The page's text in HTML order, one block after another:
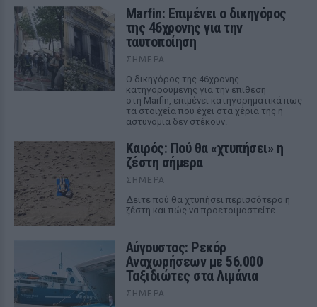
Marfin: Επιμένει ο δικηγόρος
της 46χρονης για την
ταυτοποίηση
ΣΉΜΕΡΑ
Ο δικηγόρος της 46χρονης
κατηγορούμενης για την επίθεση
στη Marfin, επιμένει κατηγορηματικά πως
τα στοιχεία που έχει στα χέρια της η
αστυνομία δεν στέκουν.
Καιρός: Πού θα «χτυπήσει» η
ζέστη σήμερα
ΣΉΜΕΡΑ
Δείτε πού θα χτυπήσει περισσότερο η
ζέστη και πώς να προετοιμαστείτε
Αύγουστος: Ρεκόρ
Αναχωρήσεων με 56.000
Ταξιδιώτες στα Λιμάνια
ΣΉΜΕΡΑ